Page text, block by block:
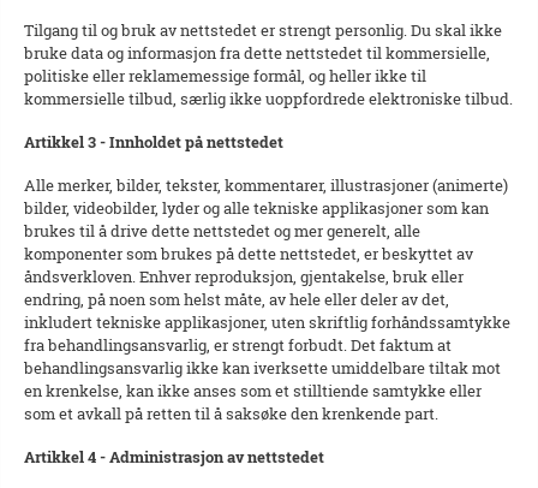
Tilgang til og bruk av nettstedet er strengt personlig. Du skal ikke
bruke data og informasjon fra dette nettstedet til kommersielle,
politiske eller reklamemessige formål, og heller ikke til
kommersielle tilbud, særlig ikke uoppfordrede elektroniske tilbud.
Artikkel 3 - Innholdet på nettstedet
Alle merker, bilder, tekster, kommentarer, illustrasjoner (animerte)
bilder, videobilder, lyder og alle tekniske applikasjoner som kan
brukes til å drive dette nettstedet og mer generelt, alle
komponenter som brukes på dette nettstedet, er beskyttet av
åndsverkloven. Enhver reproduksjon, gjentakelse, bruk eller
endring, på noen som helst måte, av hele eller deler av det,
inkludert tekniske applikasjoner, uten skriftlig forhåndssamtykke
fra behandlingsansvarlig, er strengt forbudt. Det faktum at
behandlingsansvarlig ikke kan iverksette umiddelbare tiltak mot
en krenkelse, kan ikke anses som et stilltiende samtykke eller
som et avkall på retten til å saksøke den krenkende part.
Artikkel 4 - Administrasjon av nettstedet